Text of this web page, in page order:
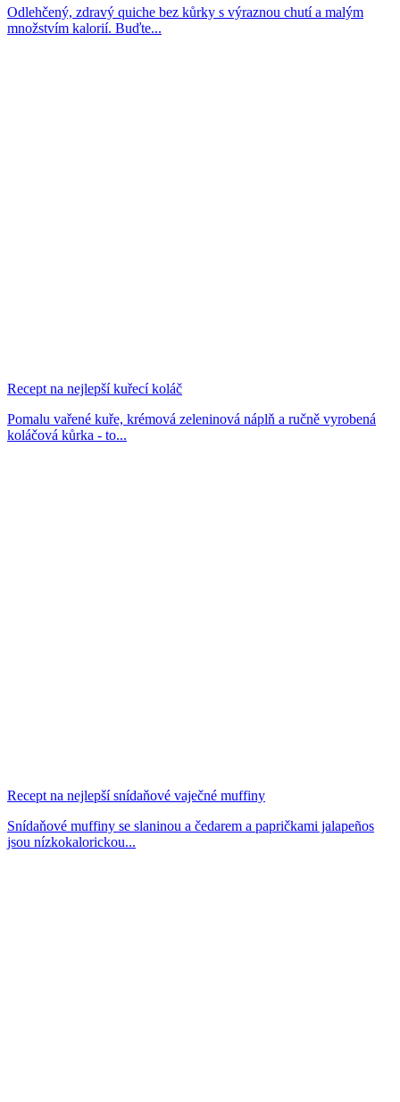
Odlehčený, zdravý quiche bez kůrky s výraznou chutí a malým
množstvím kalorií. Buďte...
Recept na nejlepší kuřecí koláč
Pomalu vařené kuře, krémová zeleninová náplň a ručně vyrobená
koláčová kůrka - to...
Recept na nejlepší snídaňové vaječné muffiny
Snídaňové muffiny se slaninou a čedarem a papričkami jalapeños
jsou nízkokalorickou...